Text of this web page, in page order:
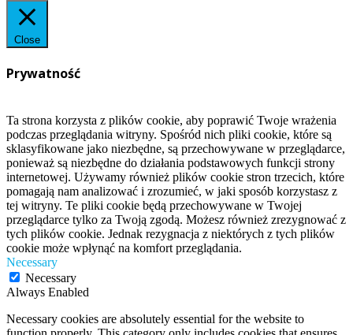
Close
Prywatność
Ta strona korzysta z plików cookie, aby poprawić Twoje wrażenia
podczas przeglądania witryny. Spośród nich pliki cookie, które są
sklasyfikowane jako niezbędne, są przechowywane w przeglądarce,
ponieważ są niezbędne do działania podstawowych funkcji strony
internetowej. Używamy również plików cookie stron trzecich, które
pomagają nam analizować i zrozumieć, w jaki sposób korzystasz z
tej witryny. Te pliki cookie będą przechowywane w Twojej
przeglądarce tylko za Twoją zgodą. Możesz również zrezygnować z
tych plików cookie. Jednak rezygnacja z niektórych z tych plików
cookie może wpłynąć na komfort przeglądania.
Necessary
Necessary
Always Enabled
Necessary cookies are absolutely essential for the website to